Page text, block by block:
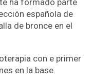
española de
de bronce en el
con e primer
en la base.